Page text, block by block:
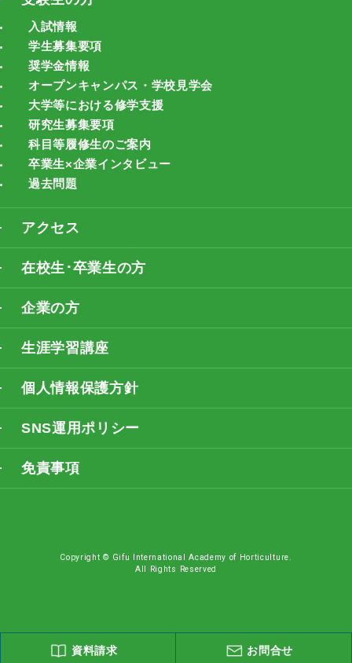
入試情報
学生募集要項
奨学金情報
オープンキャンパス・学校見学会
大学等における修学支援
研究生募集要項
科目等履修生のご案内
卒業生×企業インタビュー
過去問題
アクセス
在校生･卒業生の方
企業の方
生涯学習講座
個人情報保護方針
SNS運用ポリシー
免責事項
Copyright © Gifu International Academy of Horticulture.
All Rights Reserved
資料請求 お問合せ